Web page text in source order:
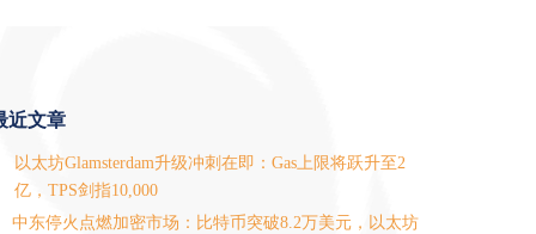
近文章
以太坊Glamsterdam升级冲刺在即：Gas上限将跃升至2
亿，TPS剑指10,000
中东停火点燃加密市场：比特币突破8.2万美元，以太坊